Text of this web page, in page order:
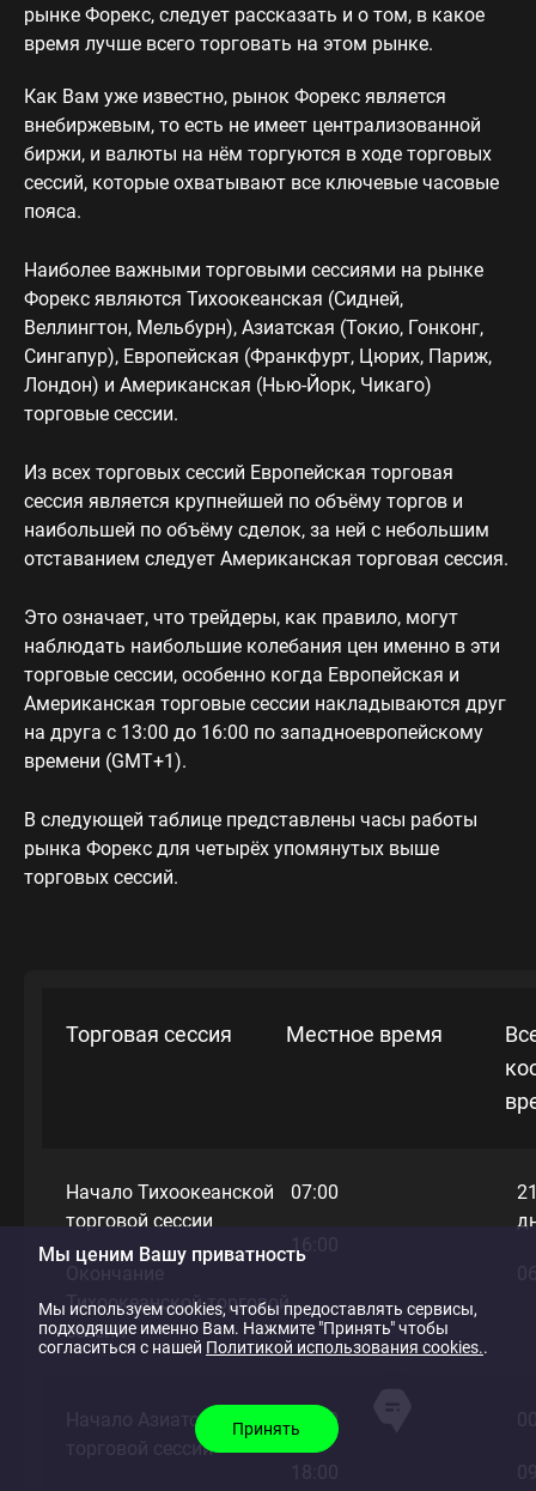
рынке Форекс, следует рассказать и о том, в какое
время лучше всего торговать на этом рынке.
Как Вам уже известно, рынок Форекс является
внебиржевым, то есть не имеет централизованной
биржи, и валюты на нём торгуются в ходе торговых
сессий, которые охватывают все ключевые часовые
пояса.
Наиболее важными торговыми сессиями на рынке
Форекс являются Тихоокеанская (Сидней,
Веллингтон, Мельбурн), Азиатская (Токио, Гонконг,
Сингапур), Европейская (Франкфурт, Цюрих, Париж,
Лондон) и Американская (Нью-Йорк, Чикаго)
торговые сессии.
Из всех торговых сессий Европейская торговая
сессия является крупнейшей по объёму торгов и
наибольшей по объёму сделок, за ней с небольшим
отставанием следует Американская торговая сессия.
Это означает, что трейдеры, как правило, могут
наблюдать наибольшие колебания цен именно в эти
торговые сессии, особенно когда Европейская и
Американская торговые сессии накладываются друг
на друга с 13:00 до 16:00 по западноевропейскому
времени (GMT+1).
В следующей таблице представлены часы работы
рынка Форекс для четырёх упомянутых выше
торговых сессий.
Торговая сессия Местное время
Начало Тихоокеанской
торговой сессии
Тихоокеанской торговой
сессии
07:00
16:00
Начало Азиатской
торговой сессии
09:00
Мы ценим Вашу приватность
Мы используем cookies, чтобы предоставлять сервисы,
подходящие именно Вам. Нажмите "Принять" чтобы
согласиться с нашей Политикой использования cookies..
Принять